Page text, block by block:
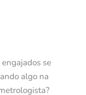
se
algo na